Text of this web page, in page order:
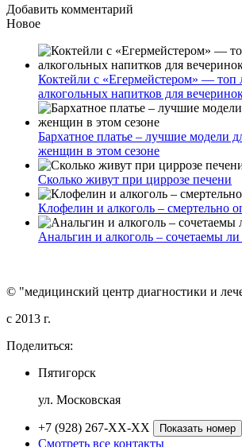
Добавить комментарий
Новое
Коктейли с «Егермейстером» — топ
алкогольных напитков для
Бархатное платье – лучшие модели
женщин в этом сезоне
Сколько живут при циррозе печени
Клофелин и алкоголь – смертельно
Анальгин и алкоголь – сочетаемы
© "медицинский центр диагностики и
c 2013 г.
Поделиться:
Пятигорск
ул. Московская
+7 (928) 267-XX-XX Показать номер
Смотреть все контакты